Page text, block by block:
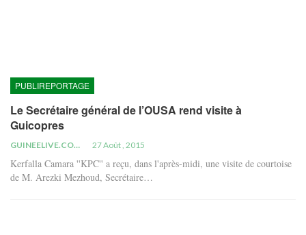
PUBLIREPORTAGE
Le Secrétaire général de l’OUSA rend visite à
Guicopres
GUINEELIVE.COM 27 Août , 2015
Kerfalla Camara ''KPC'' a reçu, dans l'après-midi, une visite de courtoise
de M. Arezki Mezhoud, Secrétaire…